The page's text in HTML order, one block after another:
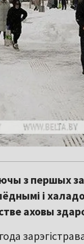
з першых
і
аховы